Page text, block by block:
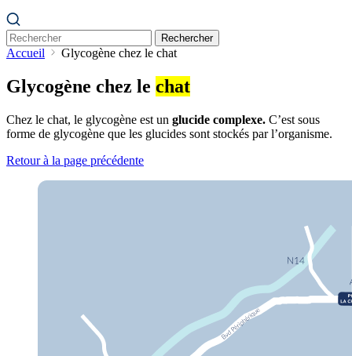
Rechercher
Accueil Glycogène chez le chat
Glycogène chez le chat
Chez le chat, le glycogène est un glucide complexe. C’est sous
forme de glycogène que les glucides sont stockés par l’organisme.
Retour à la page précédente